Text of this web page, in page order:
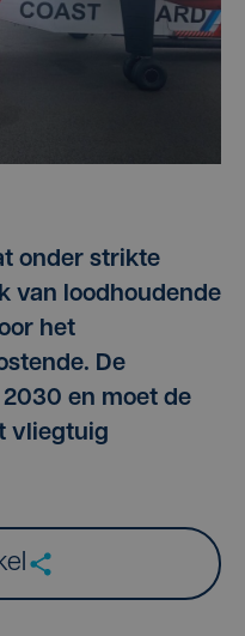
onder strikte
van loodhoudende
het
De
en moet de
vliegtuig